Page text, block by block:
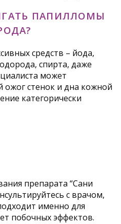
ПАПИЛЛОМЫ
средств – йода,
спирта, даже
может
ожог стенок и дна кожной
категорически
препарата “Сани
с врачом,
именно для
побочных эффектов.